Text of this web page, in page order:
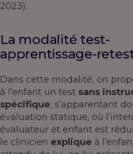
2023).
La modalité test-
apprentissage-
Dans cette modalité, on
à l’enfant un test sans
spécifique, s’apparentant
évaluation statique, où
évaluateur et enfant est
le clinicien explique à